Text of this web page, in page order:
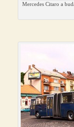
Mercedes Citaro a